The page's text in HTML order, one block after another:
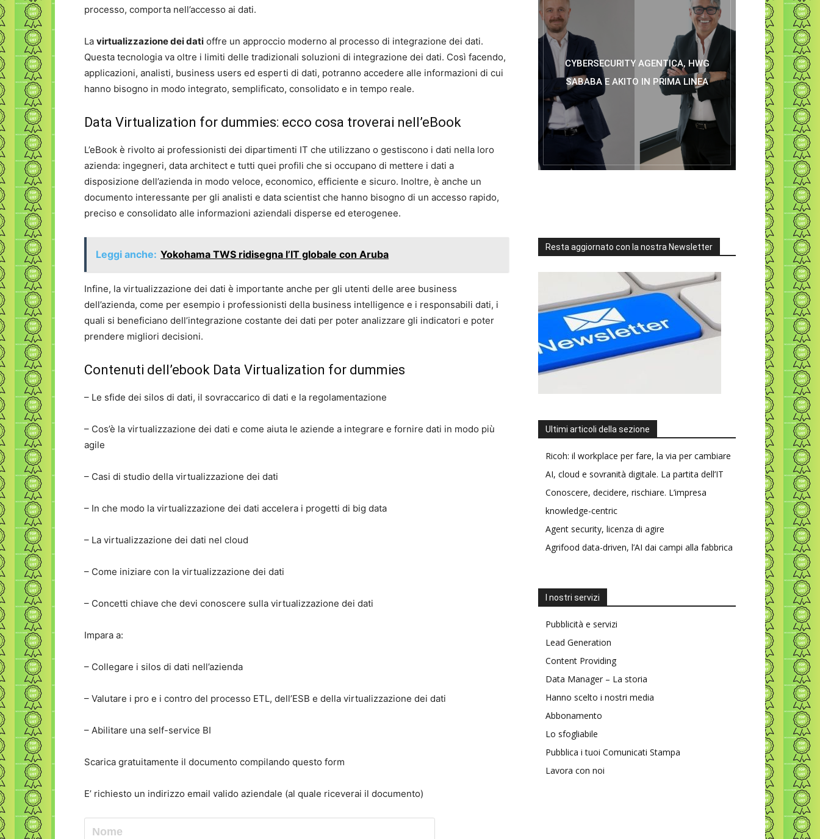
processo, comporta nell’accesso ai dati.
La virtualizzazione dei dati offre un approccio moderno al processo di integrazione dei dati.
Questa tecnologia va oltre i limiti delle tradizionali soluzioni di integrazione dei dati. Così facendo,
applicazioni, analisti, business users ed esperti di dati, potranno accedere alle informazioni di cui
hanno bisogno in modo integrato, semplificato, consolidato e in tempo reale.
Data Virtualization for dummies: ecco cosa troverai nell’eBook
L’eBook è rivolto ai professionisti dei dipartimenti IT che utilizzano o gestiscono i dati nella loro
azienda: ingegneri, data architect e tutti quei profili che si occupano di mettere i dati a
disposizione dell’azienda in modo veloce, economico, efficiente e sicuro. Inoltre, è anche un
documento interessante per gli analisti e data scientist che hanno bisogno di un accesso rapido,
preciso e consolidato alle informazioni aziendali disperse ed eterogenee.
Leggi anche: Yokohama TWS ridisegna l’IT globale con Aruba
Infine, la virtualizzazione dei dati è importante anche per gli utenti delle aree business
dell’azienda, come per esempio i professionisti della business intelligence e i responsabili dati, i
quali si beneficiano dell’integrazione costante dei dati per poter analizzare gli indicatori e poter
prendere migliori decisioni.
Contenuti dell’ebook Data Virtualization for dummies
– Le sfide dei silos di dati, il sovraccarico di dati e la regolamentazione
– Cos’è la virtualizzazione dei dati e come aiuta le aziende a integrare e fornire dati in modo più
agile
– Casi di studio della virtualizzazione dei dati
– In che modo la virtualizzazione dei dati accelera i progetti di big data
– La virtualizzazione dei dati nel cloud
– Come iniziare con la virtualizzazione dei dati
– Concetti chiave che devi conoscere sulla virtualizzazione dei dati
Impara a:
– Collegare i silos di dati nell’azienda
– Valutare i pro e i contro del processo ETL, dell’ESB e della virtualizzazione dei dati
– Abilitare una self-service BI
Scarica gratuitamente il documento compilando questo form
E’ richiesto un indirizzo email valido aziendale (al quale riceverai il documento)
CYBERSECURITY AGENTICA, HWG
SABABA E AKITO IN PRIMA LINEA
Resta aggiornato con la nostra Newsletter
Ultimi articoli della sezione
Ricoh: il workplace per fare, la via per cambiare
AI, cloud e sovranità digitale. La partita dell’IT
Conoscere, decidere, rischiare. L’impresa
knowledge-centric
Agent security, licenza di agire
Agrifood data-driven, l’AI dai campi alla fabbrica
I nostri servizi
Pubblicità e servizi
Lead Generation
Content Providing
Data Manager – La storia
Hanno scelto i nostri media
Abbonamento
Lo sfogliabile
Pubblica i tuoi Comunicati Stampa
Lavora con noi